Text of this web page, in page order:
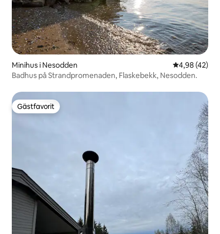
Minihus i Nesodden 4,98 av 5 i
4,98 (42)
Badhus på Strandpromenaden, Flaskebekk, Nesodden.
Gästfavorit
Gästfavorit